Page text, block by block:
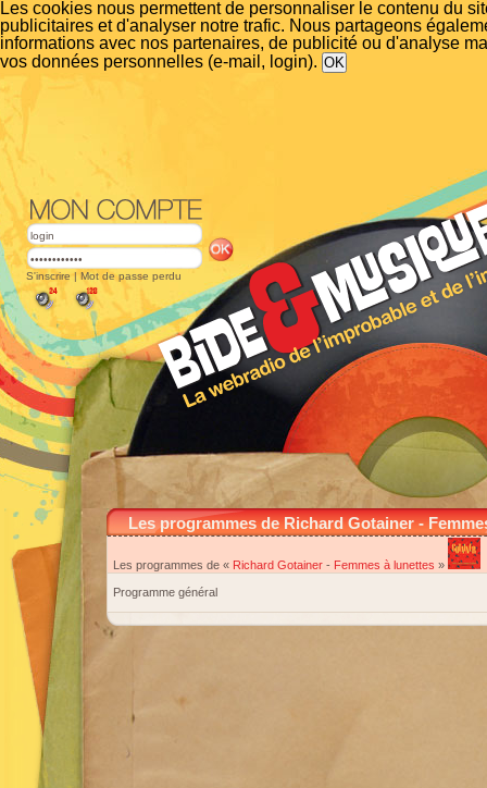
Les cookies nous permettent de personnaliser le contenu du
publicitaires et d'analyser notre trafic. Nous partageons
informations avec nos partenaires, de publicité ou d'analyse
vos données personnelles (e-mail, login).
S'inscrire | Mot de passe perdu
Les programmes de Richard Gotainer -
Les programmes de « Richard Gotainer - Femmes à lunettes »
Programme général